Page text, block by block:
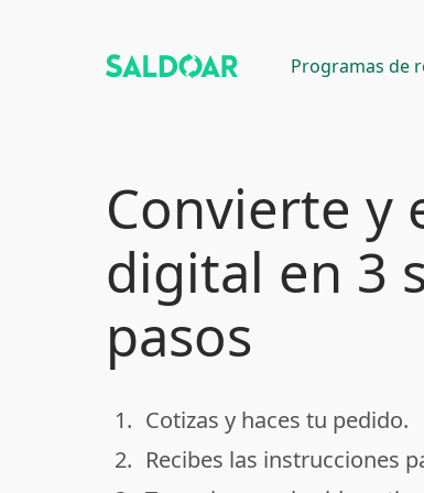
Programas de
Convierte y
digital en 3
pasos
done
1. Cotizas y haces tu pedido.
done
2. Recibes las instrucciones